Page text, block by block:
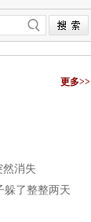
更多>>
然消失
躲了整整两天